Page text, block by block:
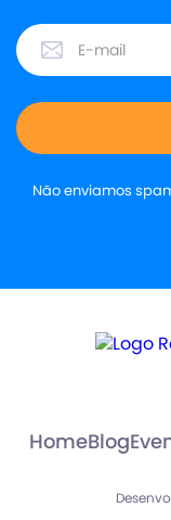
Não enviamos
HomeBlog